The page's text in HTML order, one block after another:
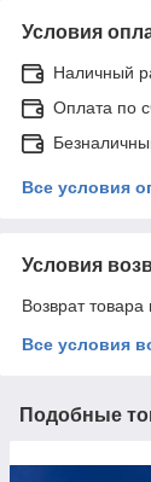
Условия
Наличный
Оплата по
Все условия
Условия
Возврат
Все условия
Подобные